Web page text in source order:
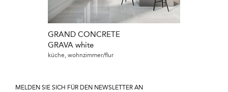
GRAND CONCRETE
GRAVA white
küche, wohnzimmer/flur
MELDEN SIE SICH FÜR DEN NEWSLETTER AN